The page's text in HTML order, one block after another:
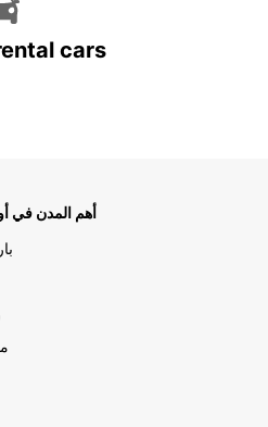
cars
أهم المدن في